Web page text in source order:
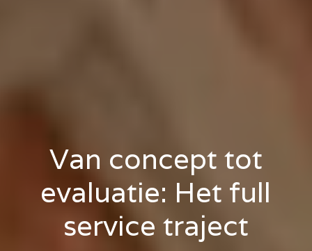
Van concept tot
evaluatie: Het full
service traject